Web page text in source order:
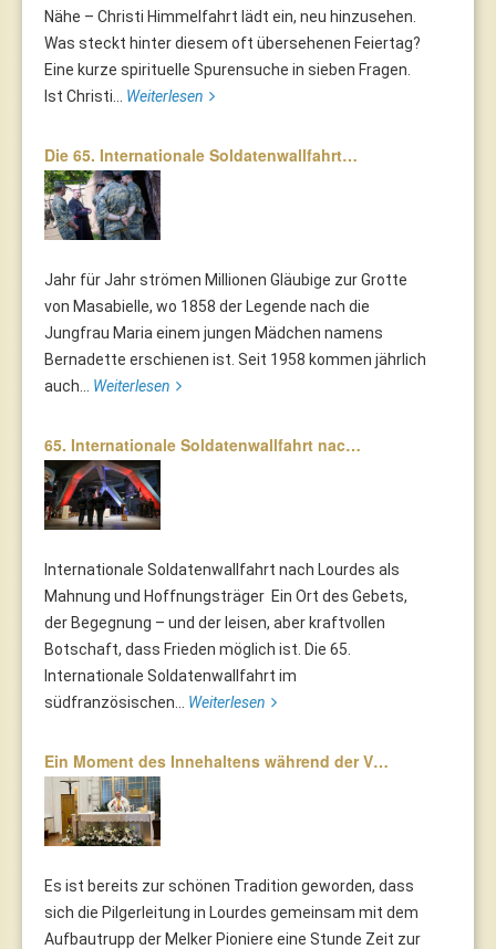
Nähe – Christi Himmelfahrt lädt ein, neu hinzusehen.
Was steckt hinter diesem oft übersehenen Feiertag?
Eine kurze spirituelle Spurensuche in sieben Fragen.
Ist Christi... Weiterlesen
Die 65. Internationale Soldatenwallfahrt…
Jahr für Jahr strömen Millionen Gläubige zur Grotte
von Masabielle, wo 1858 der Legende nach die
Jungfrau Maria einem jungen Mädchen namens
Bernadette erschienen ist. Seit 1958 kommen jährlich
auch... Weiterlesen
65. Internationale Soldatenwallfahrt nac…
Internationale Soldatenwallfahrt nach Lourdes als
Mahnung und Hoffnungsträger Ein Ort des Gebets,
der Begegnung – und der leisen, aber kraftvollen
Botschaft, dass Frieden möglich ist. Die 65.
Internationale Soldatenwallfahrt im
südfranzösischen... Weiterlesen
Ein Moment des Innehaltens während der V…
Es ist bereits zur schönen Tradition geworden, dass
sich die Pilgerleitung in Lourdes gemeinsam mit dem
Aufbautrupp der Melker Pioniere eine Stunde Zeit zur